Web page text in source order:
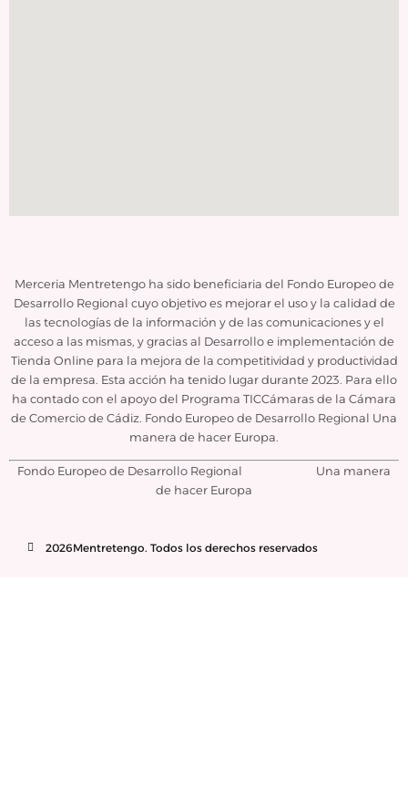
Merceria Mentretengo ha sido beneficiaria del Fondo Europeo de
Desarrollo Regional cuyo objetivo es mejorar el uso y la calidad de
las tecnologías de la información y de las comunicaciones y el
acceso a las mismas, y gracias al Desarrollo e implementación de
Tienda Online para la mejora de la competitividad y productividad
de la empresa. Esta acción ha tenido lugar durante 2023. Para ello
ha contado con el apoyo del Programa TICCámaras de la Cámara
de Comercio de Cádiz. Fondo Europeo de Desarrollo Regional Una
manera de hacer Europa.
Fondo Europeo de Desarrollo Regional Una manera
de hacer Europa
2026Mentretengo. Todos los derechos reservados